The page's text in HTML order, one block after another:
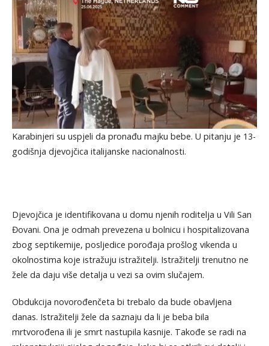
Karabinjeri su uspjeli da pronađu majku bebe. U pitanju je 13-
godišnja djevojčica italijanske nacionalnosti.
Djevojčica je identifikovana u domu njenih roditelja u Vili San
Đovani. Ona je odmah prevezena u bolnicu i hospitalizovana
zbog septikemije, posljedice porođaja prošlog vikenda u
okolnostima koje istražuju istražitelji. Istražitelji trenutno ne
žele da daju više detalja u vezi sa ovim slučajem.
Obdukcija novorođenčeta bi trebalo da bude obavljena
danas. Istražitelji žele da saznaju da li je beba bila
mrtvorođena ili je smrt nastupila kasnije. Takođe se radi na